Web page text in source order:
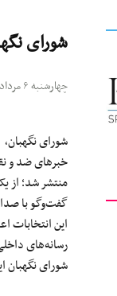
شورای
چهارشنبه ۶ مرداد ۱۳۹۵ برابر با ۲۷ ژوئیه ۲۰۱۶
شورای نگهبان٬ ۲۹ اردیبهشت سال ۱۳۹۶ را زمان برگزاری انتخابات دوازدهمین دوره ریاست‌جمهوری اعلام کرد.
خبر‌های ضد و
این انتخابات
رسانه‌های
شورای نگهبان